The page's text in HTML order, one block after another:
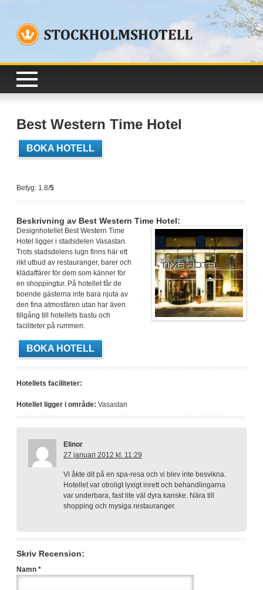
Best Western Time Hotel
BOKA HOTELL
Betyg: 1.8/5
Beskrivning av Best Western Time Hotel:
Designhotellet Best Western Time
Hotel ligger i stadsdelen Vasastan.
Trots stadsdelens lugn finns här ett
rikt utbud av restauranger, barer och
klädaffärer för dem som känner för
en shoppingtur. På hotellet får de
boende gästerna inte bara njuta av
den fina atmosfären utan har även
tillgång till hotellets bastu och
faciliteter på rummen.
BOKA HOTELL
Hotellets faciliteter:
Hotellet ligger i område: Vasastan
Elinor
27 januari 2012 kl. 11:29
Vi åkte dit på en spa-resa och vi blev inte besvikna.
Hotellet var otroligt lyxigt inrett och behandlingarna
var underbara, fast lite väl dyra kanske. Nära till
shopping och mysiga restauranger.
Skriv Recension:
Namn *